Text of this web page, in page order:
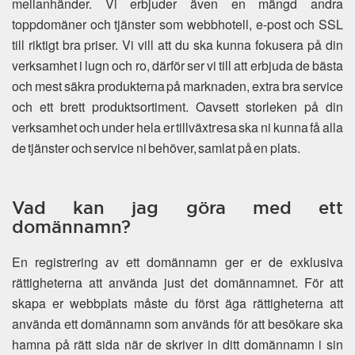
toppdomäner och tjänster som webbhotell, e-post och SSL
till riktigt bra priser. Vi vill att du ska kunna fokusera på din
verksamhet i lugn och ro, därför ser vi till att erbjuda de bästa
och mest säkra produkterna på marknaden, extra bra service
och ett brett produktsortiment. Oavsett storleken på din
verksamhet och under hela er tillväxtresa ska ni kunna få alla
de tjänster och service ni behöver, samlat på en plats.
Vad kan jag göra med ett
domännamn?
En registrering av ett domännamn ger er de exklusiva
rättigheterna att använda just det domännamnet. För att
skapa er webbplats måste du först äga rättigheterna att
använda ett domännamn som används för att besökare ska
hamna på rätt sida när de skriver in ditt domännamn i sin